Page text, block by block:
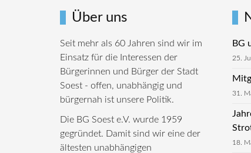
Über uns
Seit mehr als 60 Jahren sind wir im
Einsatz für die Interessen der
Bürgerinnen und Bürger der Stadt
Soest - offen, unabhängig und
bürgernah ist unsere Politik.
Die BG Soest e.V. wurde 1959
gegründet. Damit sind wir eine der
ältesten unabhängigen
BG
25.
31.
18.